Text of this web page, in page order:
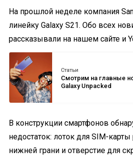
На прошлой неделе компания
линейку Galaxy S21. Обо всех
рассказывали на нашем сайте и
Статьи
Смотрим на главные
Galaxy Unpacked
В конструкции смартфонов
недостаток: лоток для SIM-
нижней грани и отверстие для